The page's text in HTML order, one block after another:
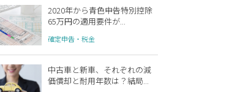
2020年から青色申告特別控除
65万円の適用要件が...
確定申告・税金
中古車と新車、それぞれの減
価償却と耐用年数は？結局...